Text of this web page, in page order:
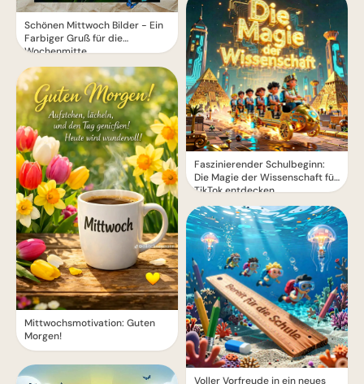
Schönen Mittwoch Bilder - Ein
Farbiger Gruß für die
Wochenmitte
Mittwochsmotivation: Guten
Morgen!
Faszinierender Schulbeginn:
Die Magie der Wissenschaft für
TikTok entdecken
Voller Vorfreude in ein neues